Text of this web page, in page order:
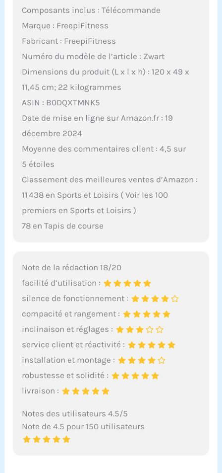
Composants inclus : Télécommande
Marque : FreepiFitness
Fabricant : FreepiFitness
Numéro du modèle de l’article : Zwart
Dimensions du produit (L x l x h) : 120 x 49 x
11,45 cm; 22 kilogrammes
ASIN : B0DQXTMNK5
Date de mise en ligne sur Amazon.fr : 19
décembre 2024
Moyenne des commentaires client : 4,5 sur
5 étoiles
Classement des meilleures ventes d’Amazon :
11 438 en Sports et Loisirs ( Voir les 100
premiers en Sports et Loisirs )
78 en Tapis de course
Note de la rédaction 18/20
facilité d’utilisation :
silence de fonctionnement :
compacité et rangement :
inclinaison et réglages :
service client et réactivité :
installation et montage :
robustesse et solidité :
livraison :
Notes des utilisateurs 4.5/5
Note de 4.5 pour 150 utilisateurs